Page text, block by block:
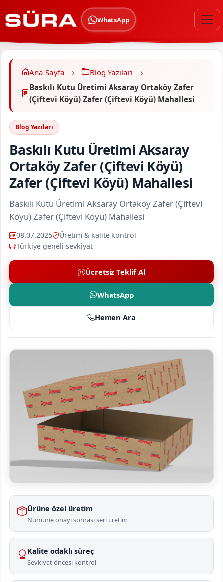
WhatsApp
Ana Sayfa
Blog Yazıları
Baskılı Kutu Üretimi Aksaray Ortaköy Zafer
(Çiftevi Köyü) Zafer (Çiftevi Köyü) Mahallesi
Blog Yazıları
Baskılı Kutu Üretimi Aksaray
Ortaköy Zafer (Çiftevi Köyü)
Zafer (Çiftevi Köyü) Mahallesi
Baskılı Kutu Üretimi Aksaray Ortaköy Zafer (Çiftevi
Köyü) Zafer (Çiftevi Köyü) Mahallesi
08.07.2025
Üretim & kalite kontrol
Türkiye geneli sevkiyat
Ücretsiz Teklif Al
WhatsApp
Hemen Ara
Ürüne özel üretim
Numune onayı sonrası seri üretim
Kalite odaklı süreç
Sevkiyat öncesi kontrol